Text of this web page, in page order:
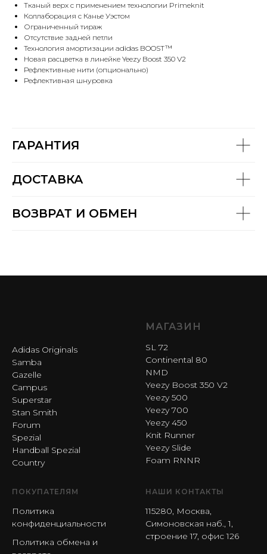
Тканый верх с применением технологии Primeknit
Коллаборация с Канье Уэстом
Ограниченный тираж
Отсутствие задней петли
Технология амортизации adidas BOOST™
Новая расцветка в линейке Yeezy Boost 350 V2
Рефлективные нити (опционально)
Рефлективная шнуровка
ГАРАНТИЯ
ДОСТАВКА
ВОЗВРАТ И ОБМЕН
Adidas Originals
Samba
Gazelle
Campus
Superstar
Stan Smith
Forum
Spezial
Handball Spezial
Country
МАГАЗИН
SL 72
Continental 80
NMD
Yeezy Boost 350 V2
Yeezy 500
Yeezy 700
Yeezy 450
Knit Runner
Yeezy Slide
Foam RNNR
ПОКУПАТЕЛЯМ
Политика
конфиденциальности
Политика обмена и
НАШИ КОНТАКТЫ
115280, Москва,
Симоновская наб., 1,
строение 17, офис 126